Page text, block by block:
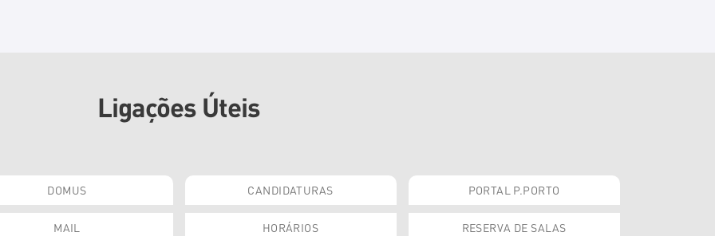
Ligações Úteis
DOMUS CANDIDATURAS PORTAL P.PORTO
MAIL HORÁRIOS RESERVA DE SALAS